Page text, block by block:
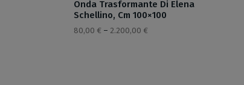
Onda Trasformante Di Elena
Schellino, Cm 100×100
80,00 € – 2.200,00 €